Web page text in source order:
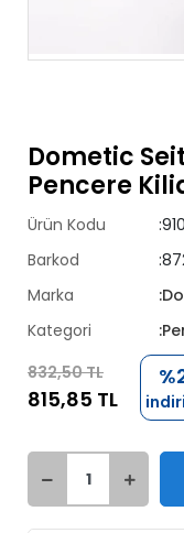
Dometic
Pencere
Ürün Kodu
Barkod
Marka
Kategori
832,50 TL
815,85 TL